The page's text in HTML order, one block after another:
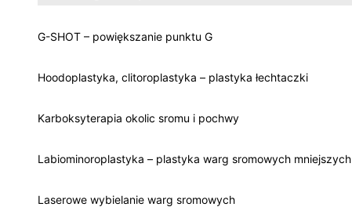
G-SHOT – powiększanie punktu G
Hoodoplastyka, clitoroplastyka – plastyka łechtaczki
Karboksyterapia okolic sromu i pochwy
Labiominoroplastyka – plastyka warg sromowych mniejszych
Laserowe wybielanie warg sromowych